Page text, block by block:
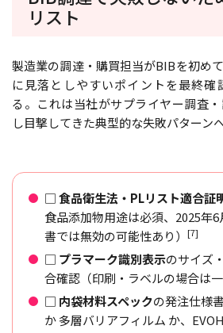
リスト
製造業の調達・購買担当がBIBを初め
に見落としやすいポイントを最終確
る。これは当社がサプライヤー調査
し目撃してきた典型的な失敗パターン
□食品衛生法・PLリスト適合証
食品添加物用途は必須、2025年
書では無効の可能性あり）
[7]
□ プラマーク識別表示のサイズ
合確認（印刷・ラベルの場合は
□ 内袋材料スペックの発注仕様
か 多層バリアフィルム か、